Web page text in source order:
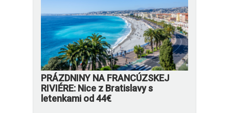
PRÁZDNINY NA FRANCÚZSKEJ
RIVIÉRE: Nice z Bratislavy s
letenkami od 44€